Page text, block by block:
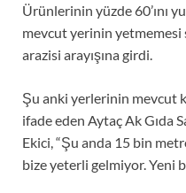
Ürünlerinin yüzde 60’ını
mevcut yerinin
arazisi arayışına girdi.
Şu anki yerlerinin mevcut
ifade eden Aytaç Ak Gıda
Ekici, “Şu anda 15 bin
bize yeterli gelmiyor. Yeni